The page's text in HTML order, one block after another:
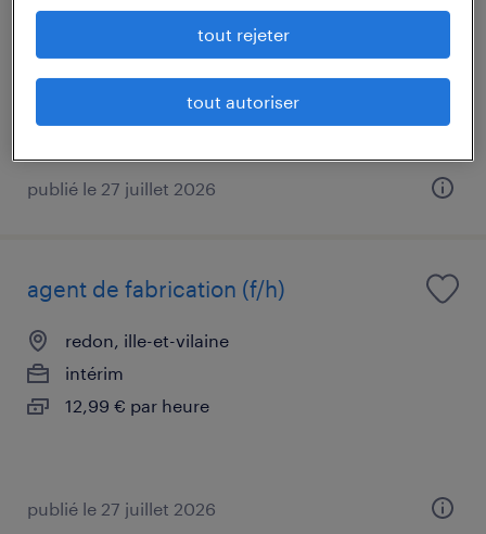
intérim
publié le 27 juillet 2026
agent de fabrication (f/h)
redon, ille-et-vilaine
intérim
12,99 € par heure
publié le 27 juillet 2026
tout rejeter
tout autoriser